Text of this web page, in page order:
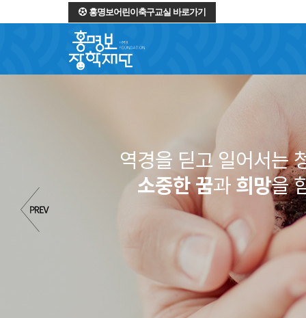
홍명보어린이축구교실 바로가기
역경을 딛고 일어서는
소중한 꿈과희망을